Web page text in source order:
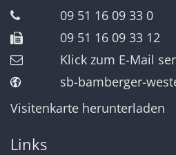
09 51 16 09 33 0
09 51 16 09 33 12
Klick zum E-Mail
sb-bamberger-
Visitenkarte herunterladen
Links